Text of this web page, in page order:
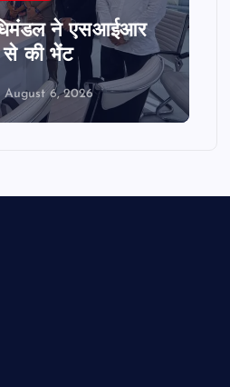
ने एसआईआर
की भेंट
August 6, 2026